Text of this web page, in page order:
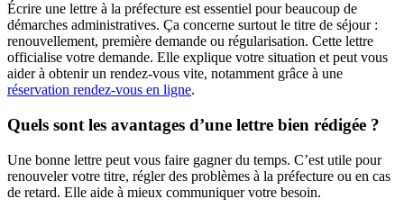
Écrire une lettre à la préfecture est essentiel pour beaucoup de
démarches administratives. Ça concerne surtout le titre de séjour :
renouvellement, première demande ou régularisation. Cette lettre
officialise votre demande. Elle explique votre situation et peut vous
aider à obtenir un rendez-vous vite, notamment grâce à une
réservation rendez-vous en ligne.
Quels sont les avantages d’une lettre bien rédigée ?
Une bonne lettre peut vous faire gagner du temps. C’est utile pour
renouveler votre titre, régler des problèmes à la préfecture ou en cas
de retard. Elle aide à mieux communiquer votre besoin.